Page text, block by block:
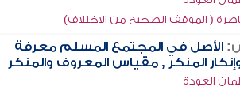
( الموقف الصحيح من الاختلاف)
الأصل في المجتمع المسلم معرفة
المنكر , مقياس المعروف والمنكر
العودة